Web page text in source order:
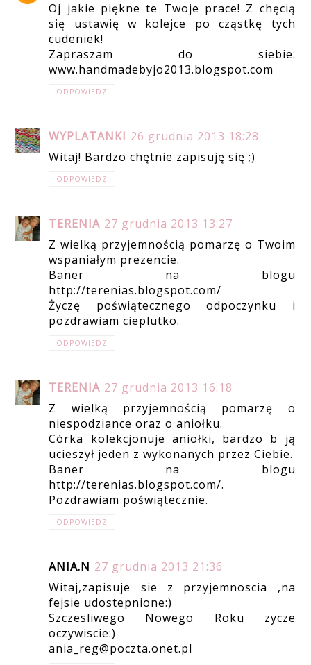
Oj jakie piękne te Twoje prace! Z chęcią
się ustawię w kolejce po cząstkę tych
cudeniek!
Zapraszam do siebie:
www.handmadebyjo2013.blogspot.com
ODPOWIEDZ
WYPLATANKI 26 grudnia 2013 18:28
Witaj! Bardzo chętnie zapisuję się ;)
ODPOWIEDZ
TERENIA 27 grudnia 2013 13:27
Z wielką przyjemnością pomarzę o Twoim
wspaniałym prezencie.
Baner na blogu
http://terenias.blogspot.com/
Życzę poświątecznego odpoczynku i
pozdrawiam cieplutko.
ODPOWIEDZ
TERENIA 27 grudnia 2013 16:18
Z wielką przyjemnością pomarzę o
niespodziance oraz o aniołku.
Córka kolekcjonuje aniołki, bardzo b ją
ucieszył jeden z wykonanych przez Ciebie.
Baner na blogu
http://terenias.blogspot.com/.
Pozdrawiam poświątecznie.
ODPOWIEDZ
ANIA.N 27 grudnia 2013 21:36
Witaj,zapisuje sie z przyjemnoscia ,na
fejsie udostepnione:)
Szczesliwego Nowego Roku zycze
oczywiscie:)
ania_reg@poczta.onet.pl